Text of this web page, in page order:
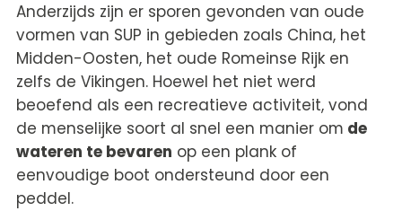
Anderzijds zijn er sporen gevonden van oude
vormen van SUP in gebieden zoals China, het
Midden-Oosten, het oude Romeinse Rijk en
zelfs de Vikingen. Hoewel het niet werd
beoefend als een recreatieve activiteit, vond
de menselijke soort al snel een manier om de
wateren te bevaren op een plank of
eenvoudige boot ondersteund door een
peddel.